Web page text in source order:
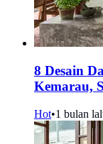
8 Desain
Kemarau,
Hot•1 bulan